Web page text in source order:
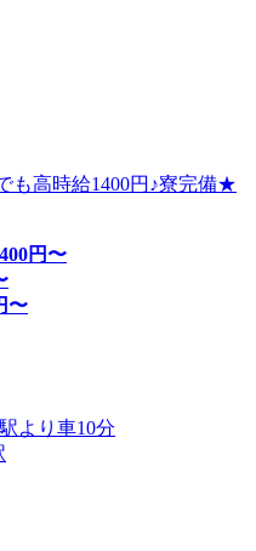
も高時給1400円♪寮完備★
円〜
〜
より車10分